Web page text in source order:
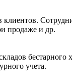
продаже и др.
учета.